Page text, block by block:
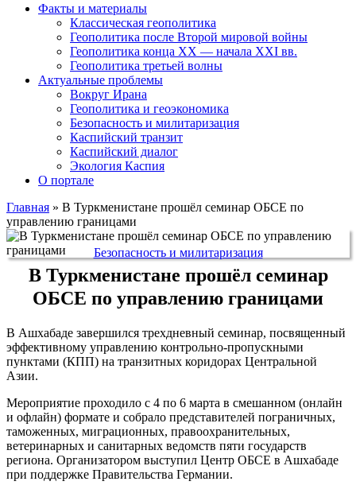
Факты и материалы
Классическая геополитика
Геополитика после Второй мировой войны
Геополитика конца XX — начала XXI вв.
Геополитика третьей волны
Актуальные проблемы
Вокруг Ирана
Геополитика и геоэкономика
Безопасность и милитаризация
Каспийский транзит
Каспийский диалог
Экология Каспия
О портале
Главная » В Туркменистане прошёл семинар ОБСЕ по
управлению границами
Безопасность и милитаризация
В Туркменистане прошёл семинар
ОБСЕ по управлению границами
В Ашхабаде завершился трехдневный семинар, посвященный
эффективному управлению контрольно-пропускными
пунктами (КПП) на транзитных коридорах Центральной
Азии.
Мероприятие проходило с 4 по 6 марта в смешанном (онлайн
и офлайн) формате и собрало представителей пограничных,
таможенных, миграционных, правоохранительных,
ветеринарных и санитарных ведомств пяти государств
региона. Организатором выступил Центр ОБСЕ в Ашхабаде
при поддержке Правительства Германии.